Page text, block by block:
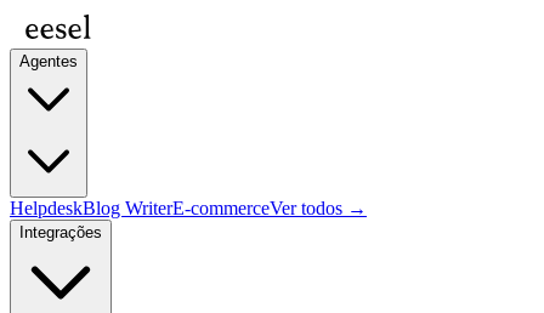
Agentes
HelpdeskBlog WriterE-commerceVer todos →
Integrações